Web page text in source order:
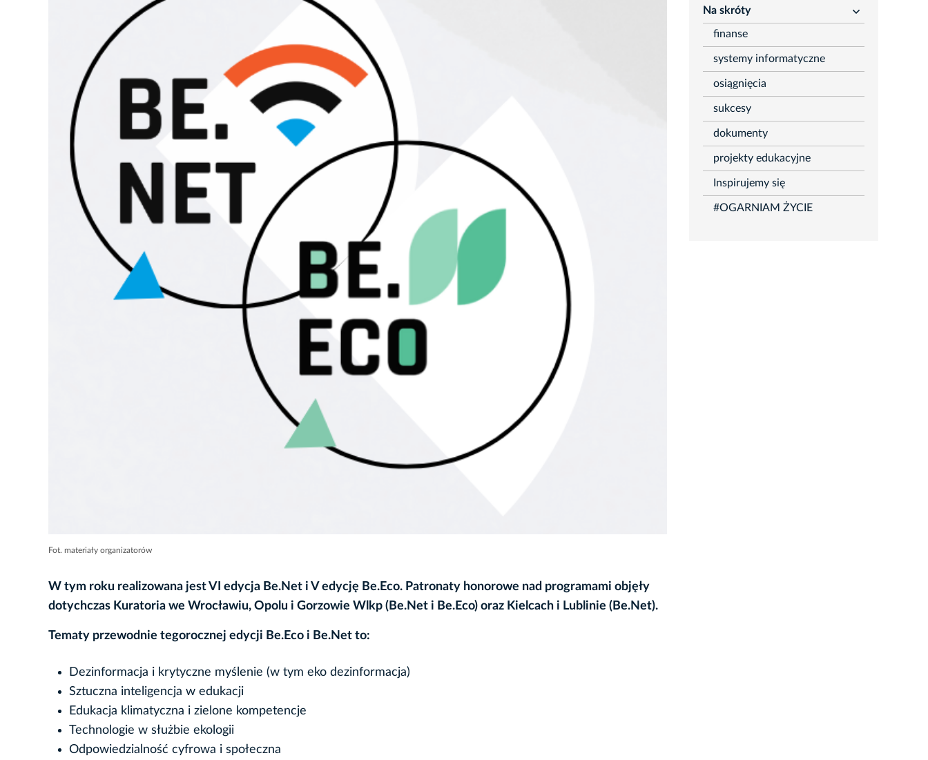
Fot. materiały organizatorów
W tym roku realizowana jest VI edycja Be.Net i V edycję Be.Eco. Patronaty honorowe nad programami objęły
dotychczas Kuratoria we Wrocławiu, Opolu i Gorzowie Wlkp (Be.Net i Be.Eco) oraz Kielcach i Lublinie (Be.Net).
Tematy przewodnie tegorocznej edycji Be.Eco i Be.Net to:
Dezinformacja i krytyczne myślenie (w tym eko dezinformacja)
Sztuczna inteligencja w edukacji
Edukacja klimatyczna i zielone kompetencje
Technologie w służbie ekologii
Odpowiedzialność cyfrowa i społeczna
Na skróty
rozwiń
finanse
systemy informatyczne
osiągnięcia
sukcesy
dokumenty
projekty edukacyjne
Inspirujemy się
#OGARNIAM ŻYCIE